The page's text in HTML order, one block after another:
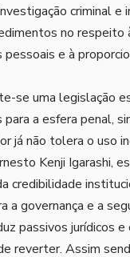
criminal e
no respeito
e à
se uma legislação
a esfera penal,
já não tolera o uso
Kenji Igarashi,
credibilidade
a governança e a
passivos jurídicos e
reverter. Assim